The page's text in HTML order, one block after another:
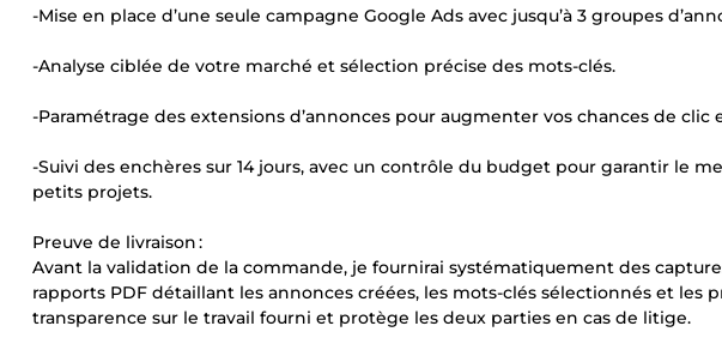
-Mise en place d’une seule campagne Google Ads avec jusqu’à 3 groupes
-Analyse ciblée de votre marché et sélection précise des mots-clés.
-Paramétrage des extensions d’annonces pour augmenter vos chances de clic
-Suivi des enchères sur 14 jours, avec un contrôle du budget pour garantir le
petits projets.
Preuve de livraison :
Avant la validation de la commande, je fournirai systématiquement des
rapports PDF détaillant les annonces créées, les mots-clés sélectionnés et les
transparence sur le travail fourni et protège les deux parties en cas de litige.